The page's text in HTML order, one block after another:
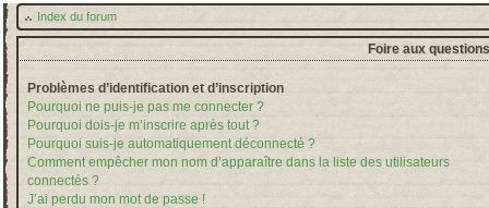
Index du forum
Foire aux
Problèmes d’identification et d’inscription
Pourquoi ne puis-je pas me connecter ?
Pourquoi dois-je m’inscrire après tout ?
Pourquoi suis-je automatiquement déconnecté ?
Comment empêcher mon nom d’apparaître dans la liste des utilisateurs
connectés ?
J’ai perdu mon mot de passe !